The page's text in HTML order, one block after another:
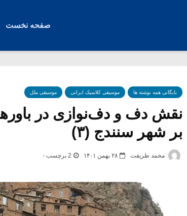
صفحه نخست
بایگانی همه نوشته ها موسیقی کلاسیک ایرانی موسیقی ملل
نقش دف و دف‌نوازی در
بر شهر سنندج (۳)
محمد طریقت ۲۸ بهمن ۱۴۰۱ 2 برچسب -